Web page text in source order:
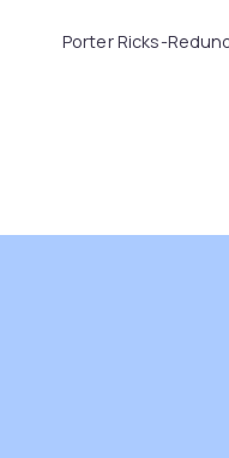
Porter Ricks-